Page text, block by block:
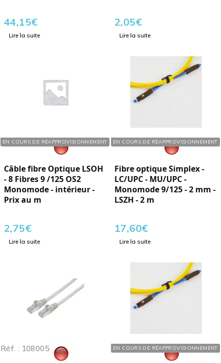
44,15€
Lire la suite
2,05€
Lire la suite
EN COURS DE RÉAPPROVISIONNEMENT
Réf. : 146801
Câble fibre Optique LSOH
- 8 Fibres 9 /125 OS2
Monomode - intérieur -
Prix au m
2,75€
Lire la suite
EN COURS DE RÉAPPROVISIONNEMENT
Réf. : 108102
Fibre optique Simplex -
LC/UPC - MU/UPC -
Monomode 9/125 - 2 mm -
LSZH - 2 m
17,60€
Lire la suite
Réf. : 108005 EN COURS DE RÉAPPROVISIONNEMENT
Réf. : 108202